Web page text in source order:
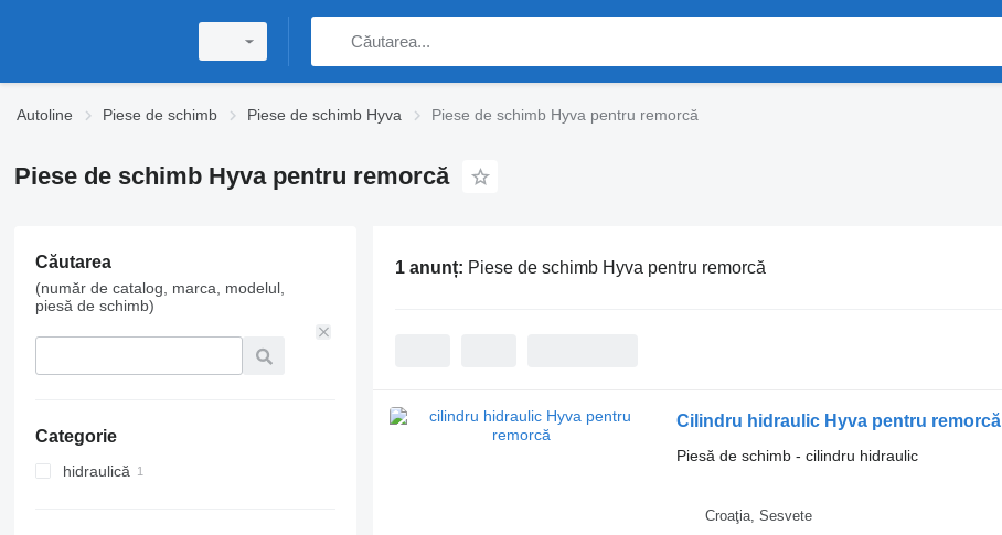
Autoline Piese de schimb Piese de schimb Hyva Piese de schimb Hyva pentru remorcă
Piese de schimb Hyva pentru remorcă
Căutarea
(număr de catalog, marca, modelul,
piesă de schimb)
Categorie
hidraulică
1 anunț: Piese de schimb Hyva pentru remorcă
Cilindru hidraulic Hyva pentru remorcă
Piesă de schimb - cilindru hidraulic
Croaţia, Sesvete